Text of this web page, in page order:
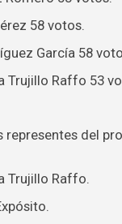
58 votos.
García 58
Trujillo Raffo 53
representes del
Trujillo Raffo.